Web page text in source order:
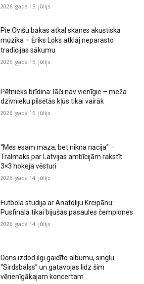
2026. gada 15. jūlijs
Pie Ovīšu bākas atkal skanēs akustiskā
mūzika – Ēriks Loks atklāj neparasto
tradīcijas sākumu
2026. gada 15. jūlijs
Pētnieks brīdina: lāči nav vienīgie – meža
dzīvnieku pilsētās kļūs tikai vairāk
2026. gada 15. jūlijs
“Mēs esam maza, bet nikna nācija” –
Tralmaks par Latvijas ambīcijām rakstīt
3×3 hokeja vēsturi
2026. gada 14. jūlijs
Futbola studija ar Anatoliju Kreipānu:
Pusfinālā tikai bijušās pasaules čempiones
2026. gada 14. jūlijs
Dons izdod ilgi gaidīto albumu, singlu
“Sirdsbalss” un gatavojas līdz šim
vērienīgākajam koncertam